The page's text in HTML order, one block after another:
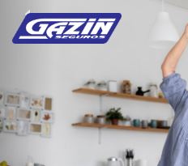
Previous